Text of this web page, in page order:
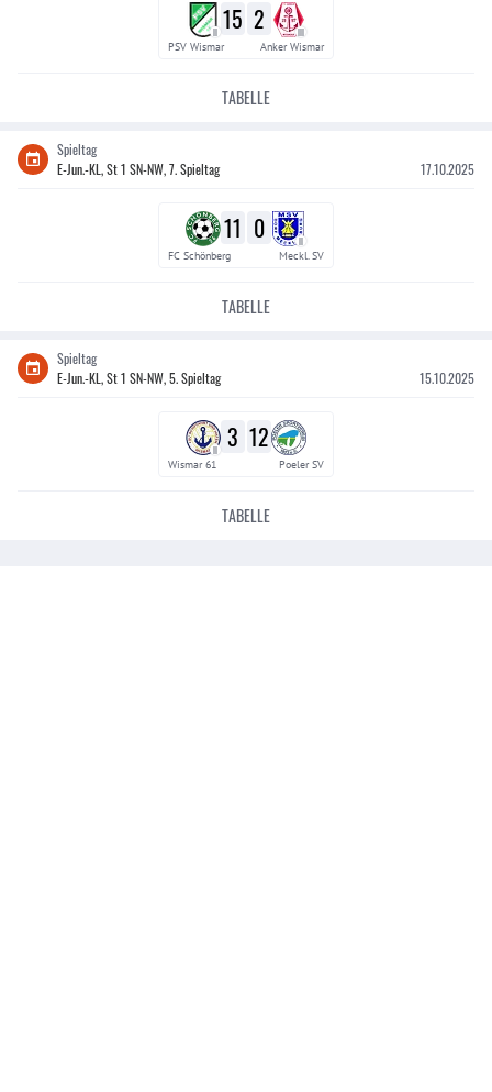
II 15 2 III
PSV Wismar Anker Wismar
TABELLE
Spieltag
E-Jun.-KL, St 1 SN-NW, 7. Spieltag
17.10.2025
11 0 II
FC Schönberg Meckl. SV
TABELLE
Spieltag
E-Jun.-KL, St 1 SN-NW, 5. Spieltag
15.10.2025
II 3 12
Wismar 61 Poeler SV
TABELLE